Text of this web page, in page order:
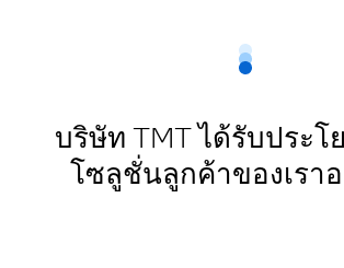
บริษัท TMT ได้รับประโ
โซลูชั่นลูกค้าของเราอ